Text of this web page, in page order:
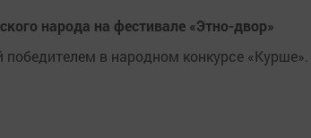
народа на фестивале «Этно-двор»
в народном конкурсе «Курше».